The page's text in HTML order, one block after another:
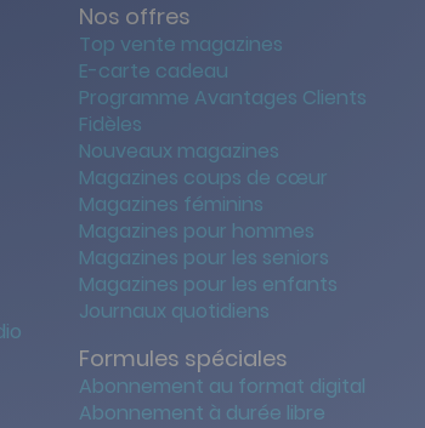
Nos offres
Top vente magazines
E-carte cadeau
Programme Avantages Clients
Fidèles
Nouveaux magazines
Magazines coups de cœur
Magazines féminins
Magazines pour hommes
Magazines pour les seniors
Magazines pour les enfants
Journaux quotidiens
Formules spéciales
Abonnement au format digital
Abonnement à durée libre